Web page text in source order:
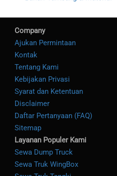
Company
Ajukan Permintaan
Kontak
Tentang Kami
Kebijakan Privasi
Syarat dan Ketentuan
Disclaimer
Daftar Pertanyaan (FAQ)
Sitemap
Layanan Populer Kami
Sewa Dump Truck
Sewa Truk WingBox